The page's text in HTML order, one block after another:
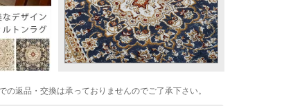
返品・交換は承っておりませんのでご了承下さい。